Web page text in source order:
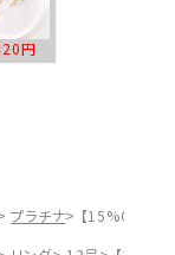
円
プラチナ
【15%OFF】